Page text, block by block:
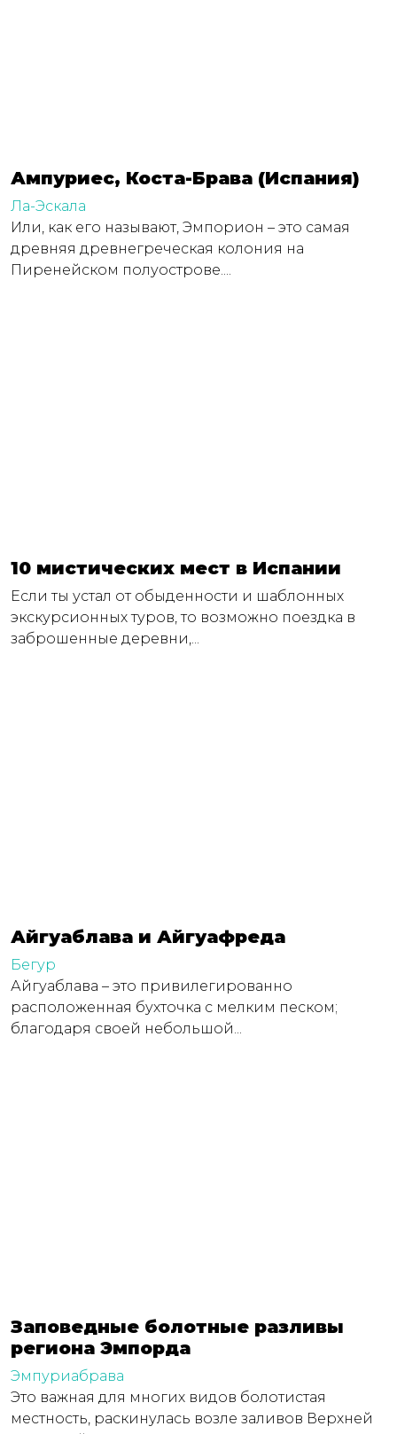
Ампуриес, Коста-Брава (Испания)
Ла-Эскала
Или, как его называют, Эмпорион – это самая
древняя древнегреческая колония на
Пиренейском полуострове....
10 мистических мест в Испании
Если ты устал от обыденности и шаблонных
экскурсионных туров, то возможно поездка в
заброшенные деревни,...
Айгуаблава и Айгуафреда
Бегур
Айгуаблава – это привилегированно
расположенная бухточка с мелким песком;
благодаря своей небольшой...
Заповедные болотные разливы
региона Эмпорда
Эмпуриабрава
Это важная для многих видов болотистая
местность, раскинулась возле заливов Верхней